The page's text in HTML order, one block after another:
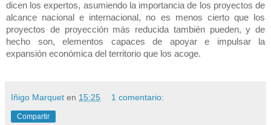
dicen los expertos, asumiendo la importancia de los proyectos de
alcance nacional e internacional, no es menos cierto que los
proyectos de proyección más reducida también pueden, y de
hecho son, elementos capaces de apoyar
e impulsar la
expansión económica del territorio que los acoge.
Iñigo Marquet en 15:25 1 comentario:
Compartir